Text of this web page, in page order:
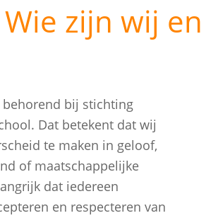
Wie zijn wij
behorend bij stichting
Dat betekent dat wij
te maken in geloof,
of maatschappelijke
dat iedereen
en respecteren van